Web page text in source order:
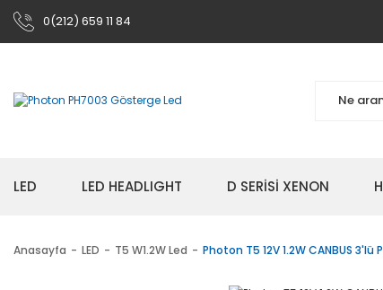
0(212) 659 11 84
LED LED HEADLIGHT D SERİSİ XENON
Anasayfa LED T5 W1.2W Led Photon T5 12V 1.2W CANBUS 3'lü